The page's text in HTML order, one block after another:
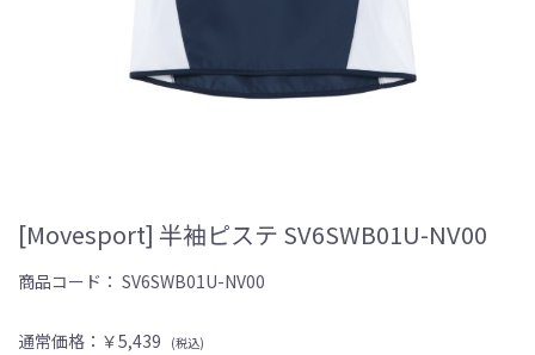
[Movesport] 半袖ピステ SV6SWB01U-NV00
商品コード： SV6SWB01U-NV00
通常価格： ￥5,439 (税込)